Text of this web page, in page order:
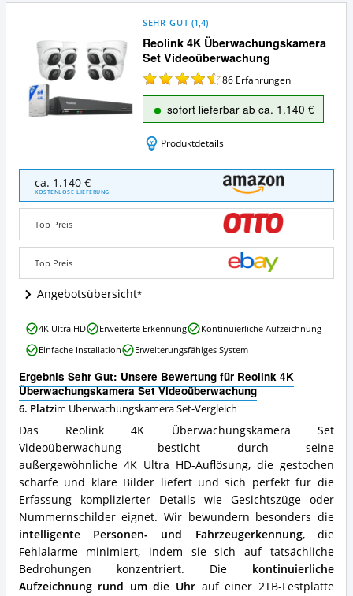
Reolink 4K Überwachungskamera
Set Videoüberwachung
SEHR GUT (1,4)
86 Erfahrungen
sofort lieferbar ab ca. 1.140 €
Produktdetails
Reolink
Überwachungskamera
Videoüberwachung
Angebote:
ist
dieses
Überwachungskamera
erhältlich?
ca. 1.140 €
KOSTENLOSE LIEFERUNG
Top Preis
Top Preis
Angebotsübersicht
Ergebnis Sehr Gut: Unsere Bewertung für Reolink 4K
Überwachungskamera Set Videoüberwachung
6. Platzim Überwachungskamera Set-Vergleich
Das Reolink 4K Überwachungskamera Set
Videoüberwachung besticht durch seine
außergewöhnliche 4K Ultra HD-Auflösung, die gestochen
scharfe und klare Bilder liefert und sich perfekt für die
Erfassung komplizierter Details wie Gesichtszüge oder
Nummernschilder eignet. Wir bewundern besonders die
intelligente Personen- und Fahrzeugerkennung, die
Fehlalarme minimiert, indem sie sich auf tatsächliche
Bedrohungen konzentriert. Die kontinuierliche
Aufzeichnung rund um die Uhr auf einer 2TB-Festplatte
Reolink
4K
Überwachungskamera
Videoüberwachung
Vorteile:
Was
spricht
für
dieses
Überwachungskamera
Set?
4K Ultra HD Erweiterte Erkennung
Kontinuierliche Aufzeichnung
Einfache Installation
Erweiterungsfähiges System